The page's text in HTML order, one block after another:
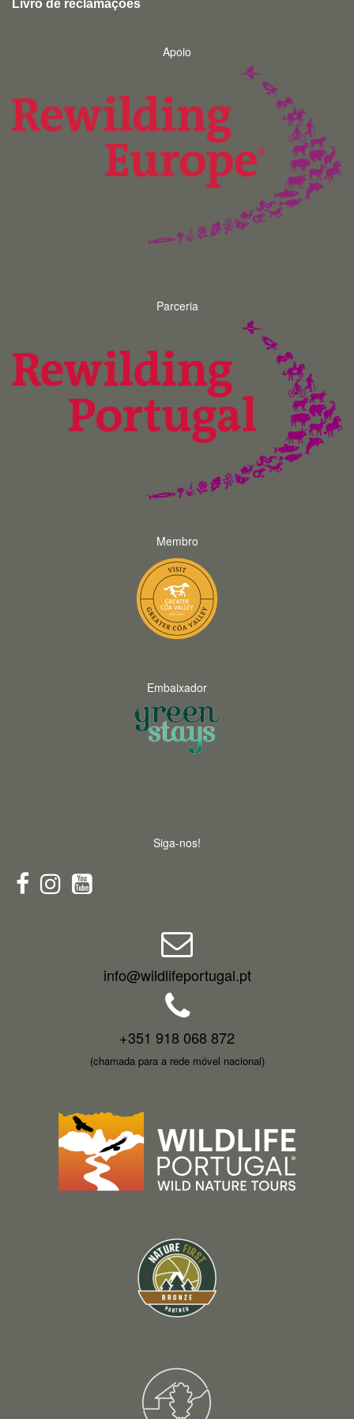
Livro de reclamações
Apoio
Parceria
Membro
Embaixador
Siga-nos!
info@wildlifeportugal.pt
+351 918 068 872
(chamada para a rede móvel nacional)